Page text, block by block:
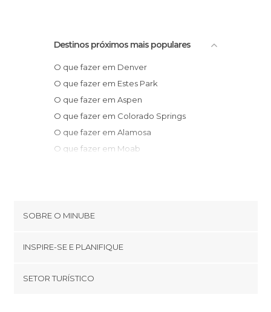
Destinos próximos mais populares
O que fazer em Denver
O que fazer em Estes Park
O que fazer em Aspen
O que fazer em Colorado Springs
O que fazer em Alamosa
O que fazer em Moab
Gouldings
SOBRE O MINUBE
Términos e Condições
INSPIRE-SE E PLANIFIQUE
footer@item_discovertips_anchor
SETOR TURÍSTICO